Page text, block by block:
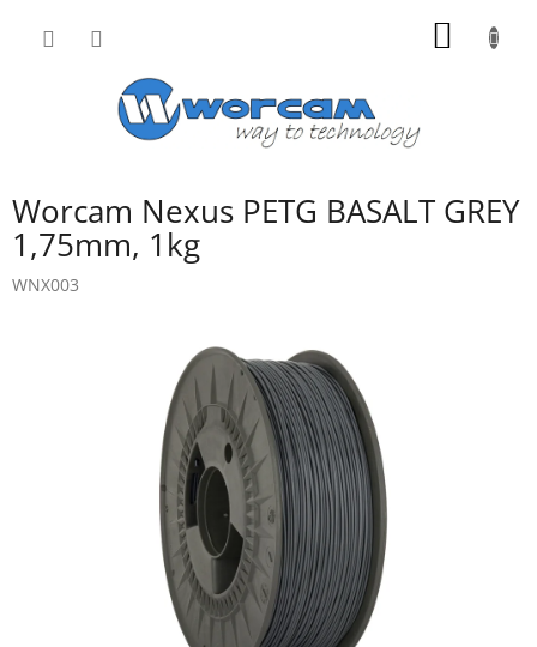
Worcam Nexus PETG BASALT GREY
1,75mm, 1kg
WNX003